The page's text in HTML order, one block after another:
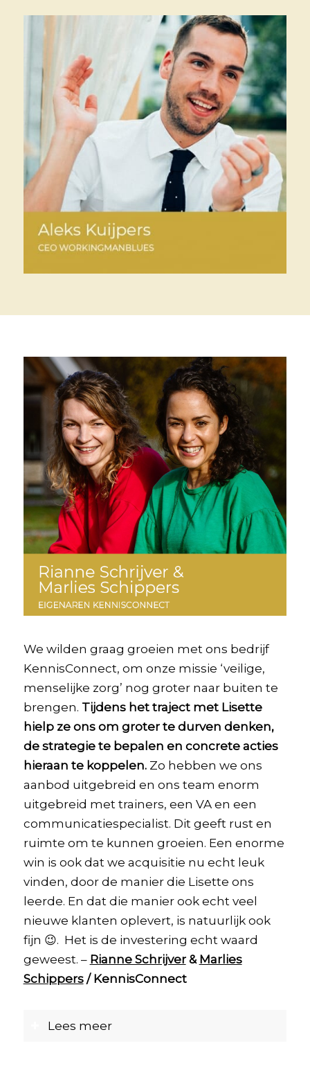
We wilden graag groeien met ons bedrijf
KennisConnect, om onze missie ‘veilige,
menselijke zorg’ nog groter naar buiten te
brengen. Tijdens het traject met Lisette
hielp ze ons om groter te durven denken,
de strategie te bepalen en concrete acties
hieraan te koppelen.Zo hebben we ons
aanbod uitgebreid en ons team enorm
uitgebreid met trainers, een VA en een
communicatiespecialist. Dit geeft rust en
ruimte om te kunnen groeien. Een enorme
win is ook dat we acquisitie nu echt leuk
vinden, door de manier die Lisette ons
leerde. En dat die manier ook echt veel
nieuwe klanten oplevert, is natuurlijk ook
fijn 😉. Het is de investering echt waard
geweest. – Rianne Schrijver& Marlies
Schippers/ KennisConnect
Lees meer